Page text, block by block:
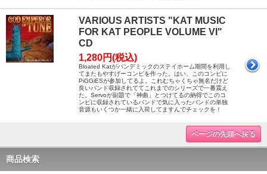
VARIOUS ARTISTS "KAT MUSIC
FOR KAT PEOPLE VOLUME VI"
CD
1,280円(税込)
Bloated Katがパンデミックのステイホーム期間を利用し
てまたもやすげーコンピを作った。はい、このコンピに
PiGGiESが参加してるよ。これむちゃくちゃ無名だけど
良いバンド収録されててこれまでのシリーズで一番震え
た。Servoが副題で「神曲」とつけてるの納得でこのコ
ンピに収録されているバンドで気に入ったバンドの単独
音源もいくつか一緒に入荷してますんでチェックを！
ページの先頭へ戻る
商品検索